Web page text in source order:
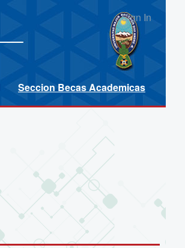
Sign In
Seccion Becas Academicas